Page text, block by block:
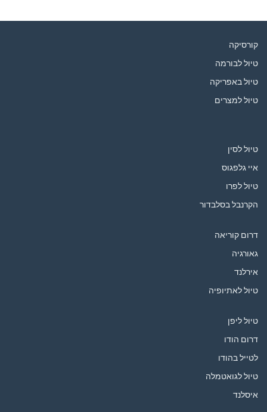
קורסיקה
טיול לבורמה
טיול באפריקה
טיול למצרים
טיול לסין
איי גלפגוס
טיול לפרו
הקרנבל בסלבדור
דרום קוריאה
גאורגיה
אירלנד
טיול לאתיופיה
טיול ליפן
דרום הודו
לטייל בהודו
טיול לגואטמלה
איסלנד